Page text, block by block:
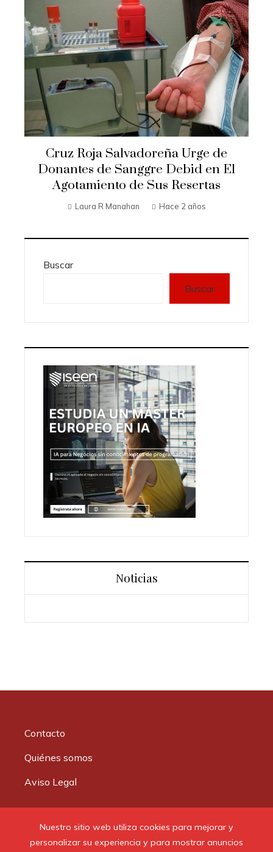
Nuestro sitio web utiliza cookies para mejorar y
personalizar su experiencia y para mostrar anuncios
Cruz Roja Salvadoreña Urge de
Donantes de Sanggre Debid en El
Agotamiento de Sus Resertas
Laura R Manahan Hace 2 años
Buscar
Buscar
Noticias
Contacto
Quiénes somos
Aviso Legal